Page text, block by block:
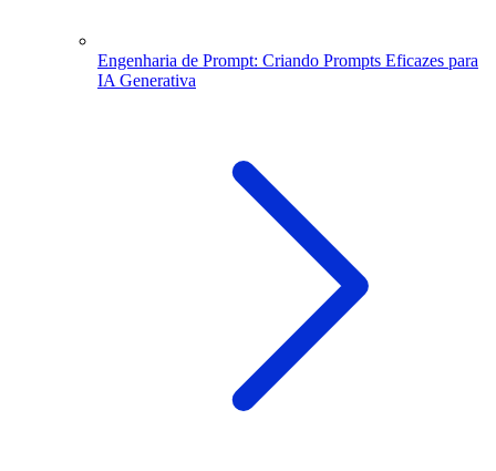
Engenharia de Prompt: Criando Prompts Eficazes para
IA Generativa